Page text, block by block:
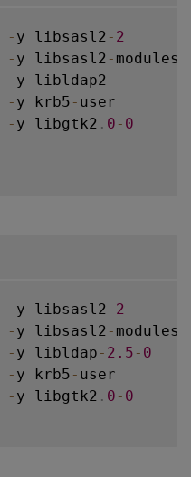
- y libsasl2 - 2
- y libsasl2 - modules
- y libldap2
- y krb5 - user
- y libgtk2 . 0 - 0
- y libsasl2 - 2
- y libsasl2 - modules
- y libldap - 2.5 - 0
- y krb5 - user
- y libgtk2 . 0 - 0